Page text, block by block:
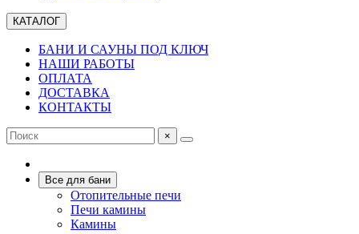
КАТАЛОГ
БАНИ И САУНЫ ПОД КЛЮЧ
НАШИ РАБОТЫ
ОПЛАТА
ДОСТАВКА
КОНТАКТЫ
×
Все для бани
Отопительные печи
Печи камины
Камины